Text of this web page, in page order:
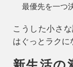
最優先を一つ
こうした小さ
はぐっとラクに